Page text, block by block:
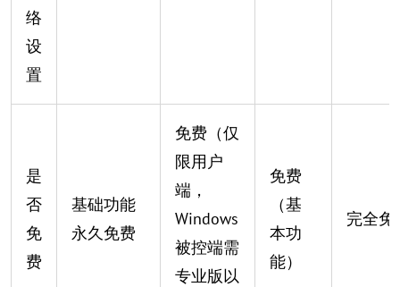
络
设
置
是
否
免
费
基础功能
永久免费
免费（仅
限用户
端，
Windows
被控端需
专业版以
免费
（基
本功
能）
完全免